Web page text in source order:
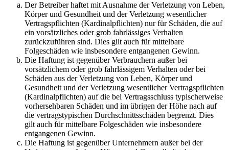
Der Betreiber haftet mit Ausnahme der Verletzung von Leben,
Körper und Gesundheit und der Verletzung wesentlicher
Vertragspflichten (Kardinalpflichten) nur für Schäden, die auf
ein vorsätzliches oder grob fahrlässiges Verhalten
zurückzuführen sind. Dies gilt auch für mittelbare
Folgeschäden wie insbesondere entgangenen Gewinn.
Die Haftung ist gegenüber Verbrauchern außer bei
vorsätzlichem oder grob fahrlässigem Verhalten oder bei
Schäden aus der Verletzung von Leben, Körper und
Gesundheit und der Verletzung wesentlicher Vertragspflichten
(Kardinalpflichten) auf die bei Vertragsschluss typischerweise
vorhersehbaren Schäden und im übrigen der Höhe nach auf
die vertragstypischen Durchschnittsschäden begrenzt. Dies
gilt auch für mittelbare Folgeschäden wie insbesondere
entgangenen Gewinn.
Die Haftung ist gegenüber Unternehmern außer bei der